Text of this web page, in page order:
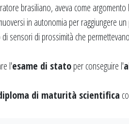
brasiliano, aveva come
in autonomia per raggiungere
di prossimità che
l'esame di statoper conseguire l'
di maturità scientifica